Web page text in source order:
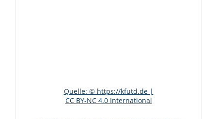
Quelle: © https://kfutd.de |
CC BY-NC 4.0 International